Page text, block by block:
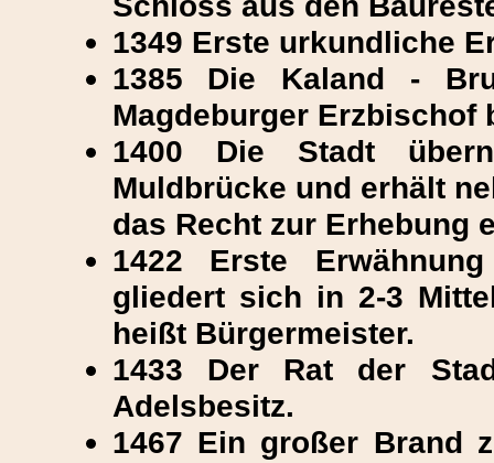
1349 Erste urkundliche
1385 Die Kaland -
Magdeburger Erzbischof
1400 Die Stadt
Muldbrücke und erhält
das Recht zur Erhebung
1422 Erste
gliedert sich in 2-3
heißt Bürgermeister.
1433 Der Rat der
Adelsbesitz.
1467 Ein großer Brand